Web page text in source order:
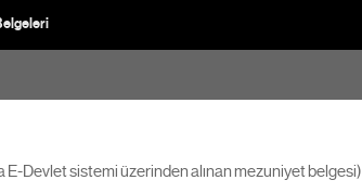
E-Devlet sistemi üzerinden alınan mezuniyet belgesi)